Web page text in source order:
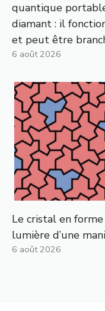
quantique
diamant : il
et peut être
6 août 2026
Le cristal en
lumière d’une
6 août 2026